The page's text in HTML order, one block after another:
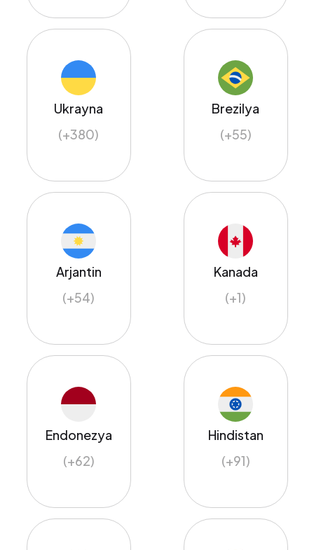
Ukrayna
(+380)
Brezilya
(+55)
Arjantin
(+54)
Kanada
(+1)
Endonezya
(+62)
Hindistan
(+91)